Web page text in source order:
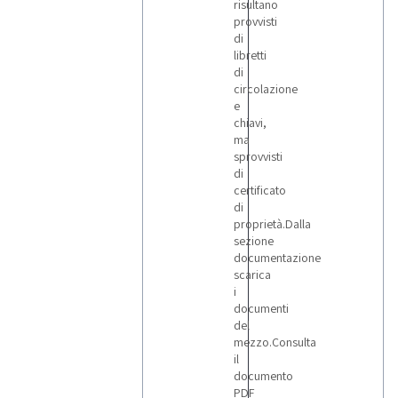
risultano
provvisti
di
libretti
di
circolazione
e
chiavi,
ma
sprovvisti
di
certificato
di
proprietà.Dalla
sezione
documentazione
scarica
i
documenti
del
mezzo.Consulta
il
documento
PDF